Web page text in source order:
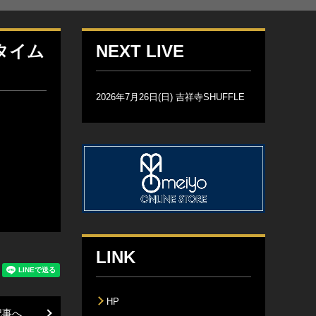
イム
事へ
NEXT LIVE
2026年7月26日(日) 吉祥寺SHUFFLE
LINK
HP